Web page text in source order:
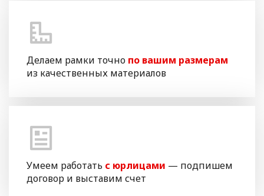
Делаем рамки точно по вашим размерам
из качественных материалов
Умеем работать с юрлицами — подпишем
договор и выставим счет